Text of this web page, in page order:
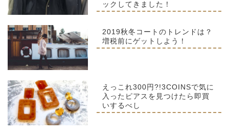
ックしてきました！
2019秋冬コートのトレンドは？
増税前にゲットしよう！
えっこれ300円?!3COINSで気に
入ったピアスを見つけたら即買
いするべし